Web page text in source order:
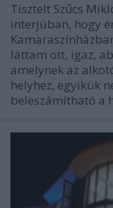
Tisztelt Szűcs
interjúban, hogy
láttam ott, igaz,
amelynek az
helyhez, egyikük
beleszámítható